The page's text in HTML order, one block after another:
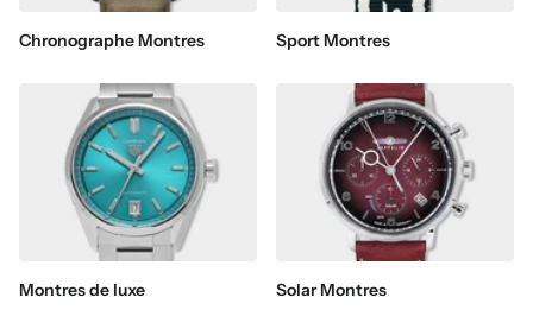
Chronographe Montres Sport Montres
Montres de luxe Solar Montres